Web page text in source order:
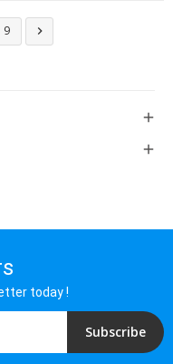


9 
today !
Subscribe